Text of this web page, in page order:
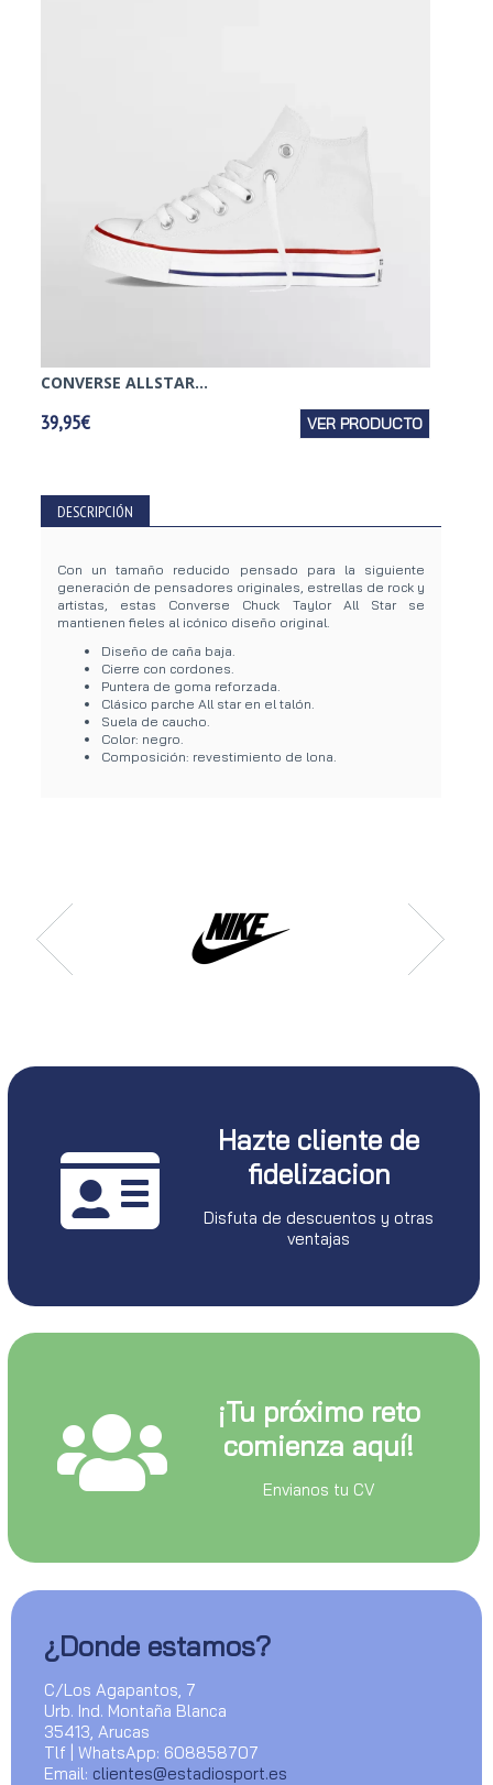
CONVERSE ALLSTAR...
39,95€ VER PRODUCTO
DESCRIPCIÓN
Con un tamaño reducido pensado para la siguiente
generación de pensadores originales, estrellas de rock y
artistas, estas Converse Chuck Taylor All Star se
mantienen fieles al icónico diseño original.
Diseño de caña baja.
Cierre con cordones.
Puntera de goma reforzada.
Clásico parche All star en el talón.
Suela de caucho.
Color: negro.
Composición: revestimiento de lona.
Hazte cliente de
fidelizacion
Disfuta de descuentos y otras
ventajas
¡Tu próximo reto
comienza aquí!
Envianos tu CV
¿Donde estamos?
C/Los Agapantos, 7
Urb. Ind. Montaña Blanca
35413, Arucas
Tlf | WhatsApp: 608858707
Email: clientes@estadiosport.es